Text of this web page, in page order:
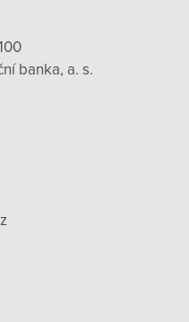
banka, a. s.